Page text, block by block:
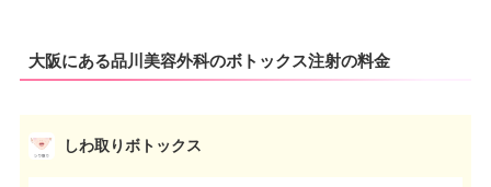
大阪にある品川美容外科のボトックス注射の料金
しわ取りボトックス